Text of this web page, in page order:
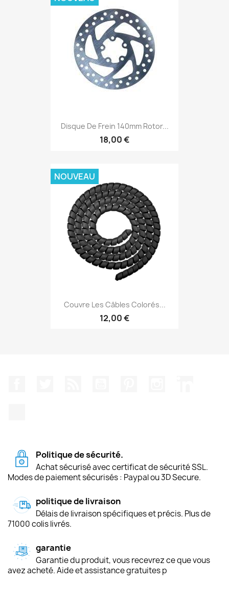
Disque De Frein 140mm Rotor...
18,00 €
Couvre Les Câbles Colorés...
12,00 €
NOUVEAU
Politique de sécurité.
Achat sécurisé avec certificat de sécurité SSL.
Modes de paiement sécurisés : Paypal ou 3D Secure.
politique de livraison
Délais de livraison spécifiques et précis. Plus de
71000 colis livrés.
garantie
Garantie du produit, vous recevrez ce que vous
avez acheté. Aide et assistance gratuites p